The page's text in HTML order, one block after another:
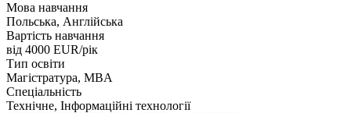
Мова навчання
Польська, Англійська
Вартість навчання
від 4000 EUR/рік
Тип освіти
Магістратура, MBA
Спеціальність
Технічне, Інформаційні технології